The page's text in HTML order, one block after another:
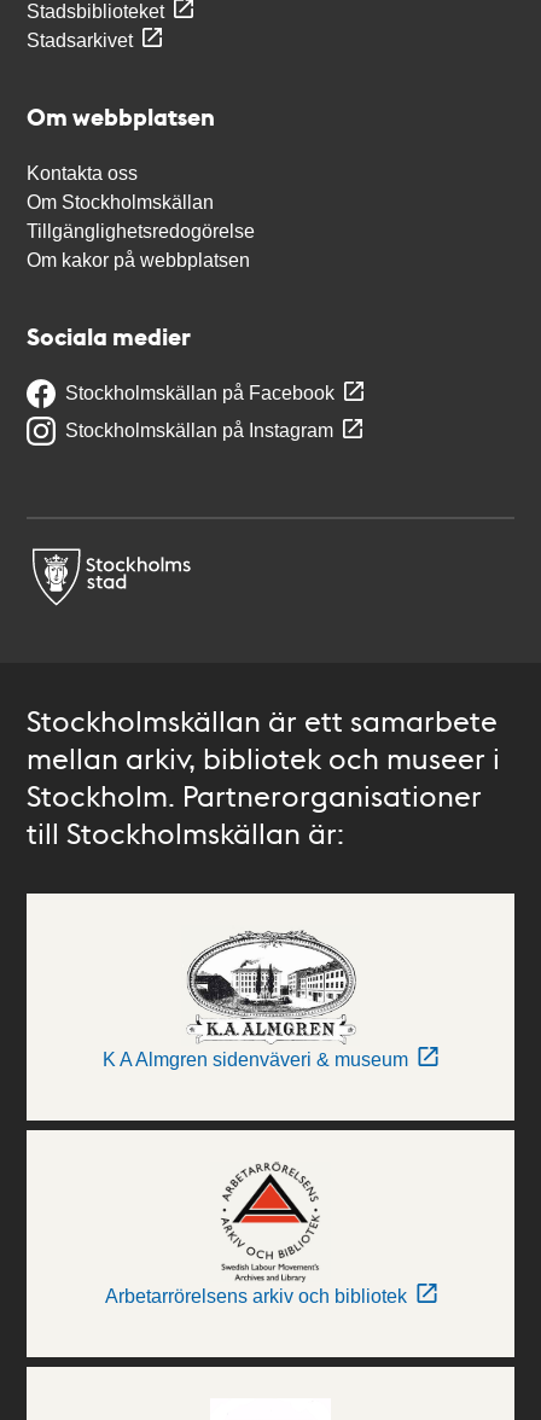
Stadsbiblioteket
Stadsarkivet
Om webbplatsen
Kontakta oss
Om Stockholmskällan
Tillgänglighetsredogörelse
Om kakor på webbplatsen
Sociala medier
Stockholmskällan på Facebook
Stockholmskällan på Instagram
Stockholmskällan är ett samarbete
mellan arkiv, bibliotek och museer i
Stockholm. Partnerorganisationer
till Stockholmskällan är:
K A Almgren sidenväveri & museum
Arbetarrörelsens arkiv och bibliotek